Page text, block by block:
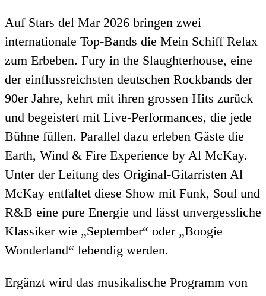
Auf Stars del Mar 2026 bringen zwei
internationale Top-Bands die Mein Schiff Relax
zum Erbeben. Fury in the Slaughterhouse, eine
der einflussreichsten deutschen Rockbands der
90er Jahre, kehrt mit ihren grossen Hits zurück
und begeistert mit Live-Performances, die jede
Bühne füllen. Parallel dazu erleben Gäste die
Earth, Wind & Fire Experience by Al McKay.
Unter der Leitung des Original-Gitarristen Al
McKay entfaltet diese Show mit Funk, Soul und
R&B eine pure Energie und lässt unvergessliche
Klassiker wie „September“ oder „Boogie
Wonderland“ lebendig werden.
Ergänzt wird das musikalische Programm von